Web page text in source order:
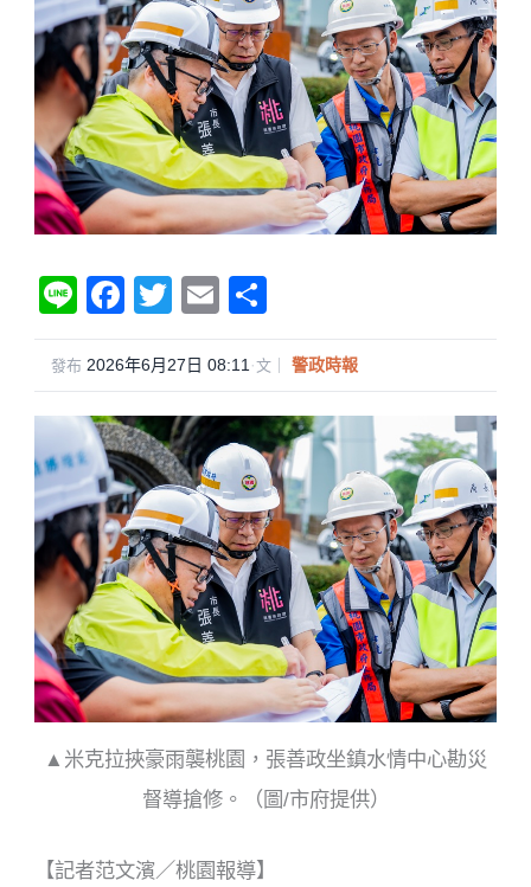
Li
n
e
F
a
c
e
b
o
o
k
T
wi
tt
er
E
m
ail
享
發布 2026年6月27日 08:11 ·文｜ 警政時報
▲米克拉挾豪雨襲桃園，張善政坐鎮水情中心勘災
督導搶修。（圖/市府提供）
【記者范文濱／桃園報導】